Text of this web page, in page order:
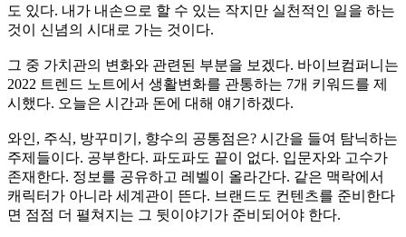
도 있다. 내가 내손으로 할 수 있는 작지만 실천적인 일을 하는
것이 신념의 시대로 가는 것이다.
그 중 가치관의 변화와 관련된 부분을 보겠다. 바이브컴퍼니는
2022 트렌드 노트에서 생활변화를 관통하는 7개 키워드를 제
시했다. 오늘은 시간과 돈에 대해 얘기하겠다.
와인, 주식, 방꾸미기 , 향수의 공통점은? 시간을 들여 탐닉하는
주제들이다. 공부한다. 파도파도 끝이 없다. 입문자와 고수가
존재한다. 정보를 공유하고 레벨이 올라간다. 같은 맥락에서
캐릭터가 아니라 세계관이 뜬다. 브랜드도 컨텐츠를 준비한다
면 점점 더 펼쳐지는 그 뒷이야기가 준비되어야 한다.